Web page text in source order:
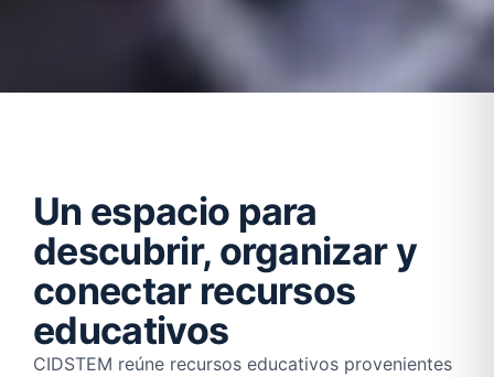
Un espacio para
descubrir, organizar y
conectar recursos
educativos
CIDSTEM reúne recursos educativos provenientes